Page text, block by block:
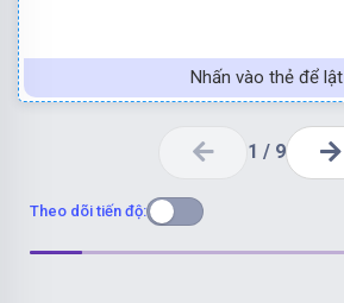
Nhấn vào thẻ để lật
Theo dõi tiến độ:
1 / 9